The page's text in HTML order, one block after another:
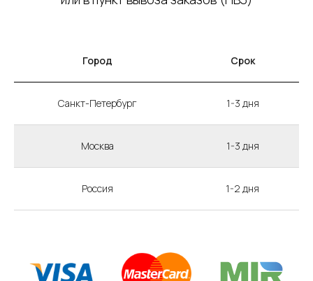
Город Срок
Санкт-Петербург 1-3 дня
Москва 1-3 дня
Россия 1-2 дня